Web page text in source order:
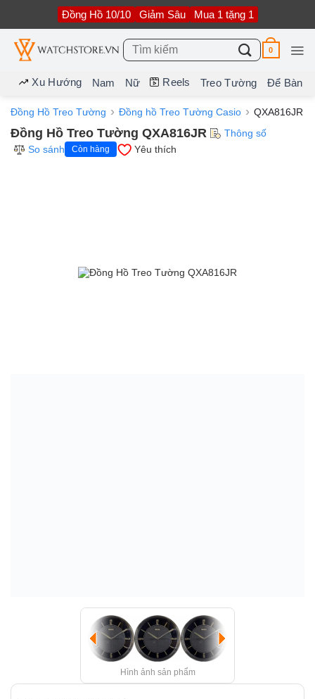
nội
dung
Đồng Hồ 10/10 Giảm Sâu Mua 1 tặng 1
Tìm
kiếm:
0
Xu Hướng Nam Nữ Reels Treo Tường Để Bàn
Đồng Hồ Treo Tường Đồng hồ Treo Tường Casio QXA816JR
Đồng Hồ Treo Tường QXA816JR
Thông số
So sánh
Còn hàng Yêu thích
Hình ảnh sản phẩm